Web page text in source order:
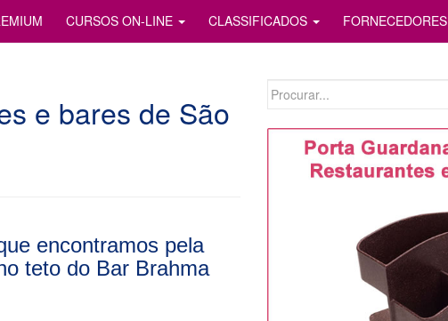
CURSOS ON-LINE CLASSIFICADOS FORNECEDORES
e bares de São
encontramos pela
teto do Bar Brahma
Search